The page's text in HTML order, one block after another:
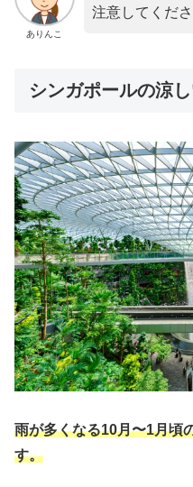
ありんこ
注意してくだ
シンガポールの涼
雨が多くなる10月〜1月頃
す。